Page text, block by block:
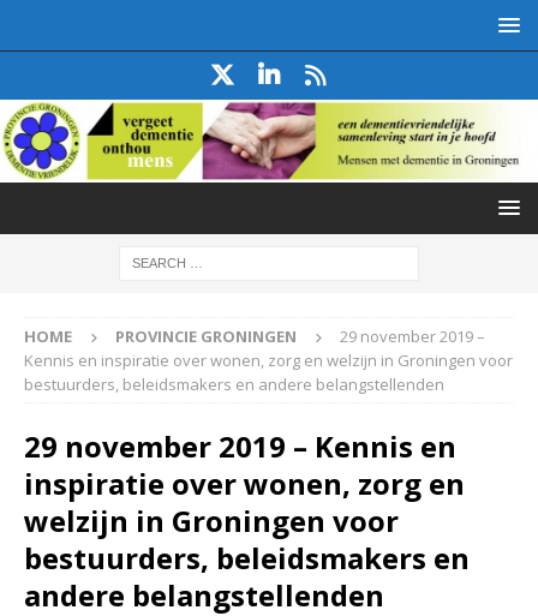
HOME PROVINCIE GRONINGEN
29 november 2019 –
Kennis en inspiratie over wonen, zorg en welzijn in Groningen voor
bestuurders, beleidsmakers en andere belangstellenden
29 november 2019 – Kennis en
inspiratie over wonen, zorg en
welzijn in Groningen voor
bestuurders, beleidsmakers en
andere belangstellenden